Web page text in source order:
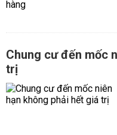
Chung cư đến mốc
trị